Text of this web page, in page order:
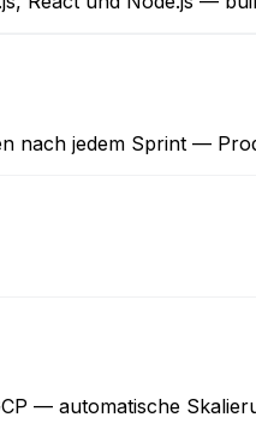
nach jedem Sprint —
— automatische